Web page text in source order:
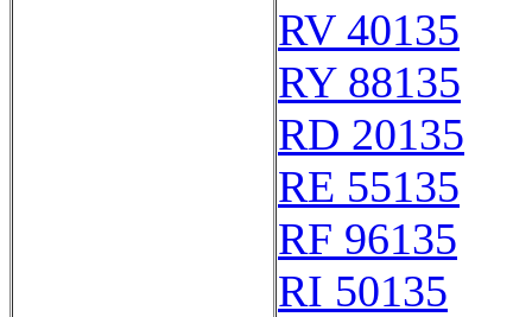
RV 40135
RY 88135
RD 20135
RE 55135
RF 96135
RI 50135